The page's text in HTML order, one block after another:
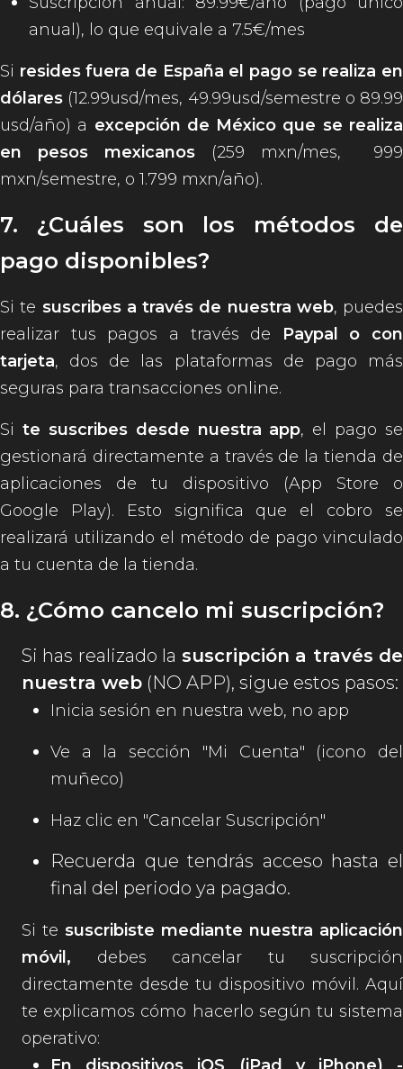
anual), lo que equivale a 7.5€/mes
Si resides fuera de España el pago se realiza en
dólares (12.99usd/mes, 49.99usd/semestre o 89.99
usd/año) a excepción de México que se realiza
en pesos mexicanos (259 mxn/mes, 999
mxn/semestre, o 1.799 mxn/año).
7. ¿Cuáles son los métodos de
pago disponibles?
Si te suscribes a través de nuestra web, puedes
realizar tus pagos a través de Paypal o con
tarjeta, dos de las plataformas de pago más
seguras para transacciones online.
Si te suscribes desde nuestra app, el pago se
gestionará directamente a través de la tienda de
aplicaciones de tu dispositivo (App Store o
Google Play). Esto significa que el cobro se
realizará utilizando el método de pago vinculado
a tu cuenta de la tienda.
8. ¿Cómo cancelo mi suscripción?
Si has realizado la suscripción a través de
nuestra web (NO APP), sigue estos pasos:
Inicia sesión en nuestra web, no app
Ve a la sección "Mi Cuenta" (icono del
muñeco)
Haz clic en "Cancelar Suscripción"
Recuerda que tendrás acceso hasta el
final del periodo ya pagado.
Si te suscribiste mediante nuestra aplicación
móvil, debes cancelar tu suscripción
directamente desde tu dispositivo móvil. Aquí
te explicamos cómo hacerlo según tu sistema
operativo: